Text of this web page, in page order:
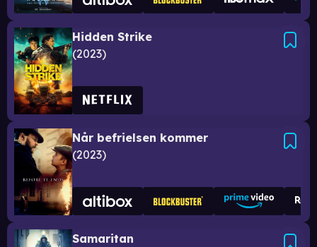
Hidden Strike
2023
Når befrielsen kommer
2023
Samaritan